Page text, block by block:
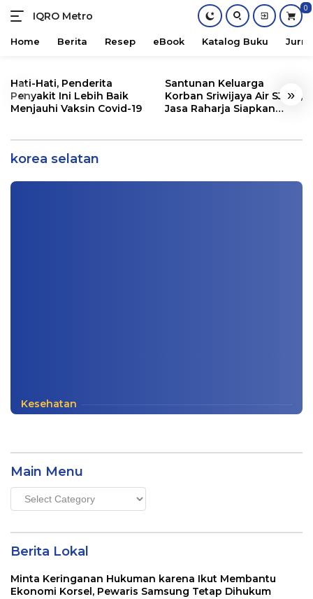
content
IQRO Metro
Lets
Bright
0
Home Berita Resep eBook Katalog Buku
« »
Hati-Hati, Penderita
Penyakit Ini Lebih Baik
Menjauhi Vaksin Covid-19
Santunan Keluarga
Korban Sriwijaya Air SJ182,
Jasa Raharja Siapkan
korea selatan
Minta Keringanan Hukuman karena Ikut
Samsung Tetap Dihukum
Info Metro|01/18/2021
Kesehatan
Main Menu
Main
Menu
Berita Lokal
Minta Keringanan Hukuman karena Ikut Membantu
Ekonomi Korsel, Pewaris Samsung Tetap Dihukum